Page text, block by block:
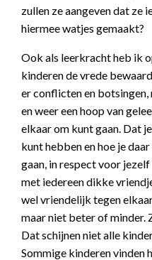
zullen ze aangeven dat ze
hiermee watjes gemaakt?
Ook als leerkracht heb ik
kinderen de vrede
er conflicten en
en weer een hoop van
elkaar om kunt gaan. Dat
kunt hebben en hoe je
gaan, in respect voor
met iedereen dikke
wel vriendelijk tegen
maar niet beter of minder.
Dat schijnen niet alle
Sommige kinderen vinden